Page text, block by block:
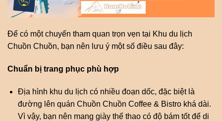
Để có một chuyến tham quan trọn vẹn tại Khu du lịch
Chuồn Chuồn, bạn nên lưu ý một số điều sau đây:
Chuẩn bị trang phục phù hợp
Địa hình khu du lịch có nhiều đoạn dốc, đặc biệt là
đường lên quán Chuồn Chuồn Coffee & Bistro khá dài.
Vì vậy, bạn nên mang giày thể thao có độ bám tốt để di